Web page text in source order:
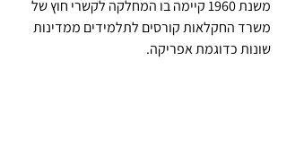
משנת 1960 קיימה בו המחלקה לקשרי חוץ של
משרד החקלאות קורסים לתלמידים ממדינות
שונות כדוגמת אפריקה.